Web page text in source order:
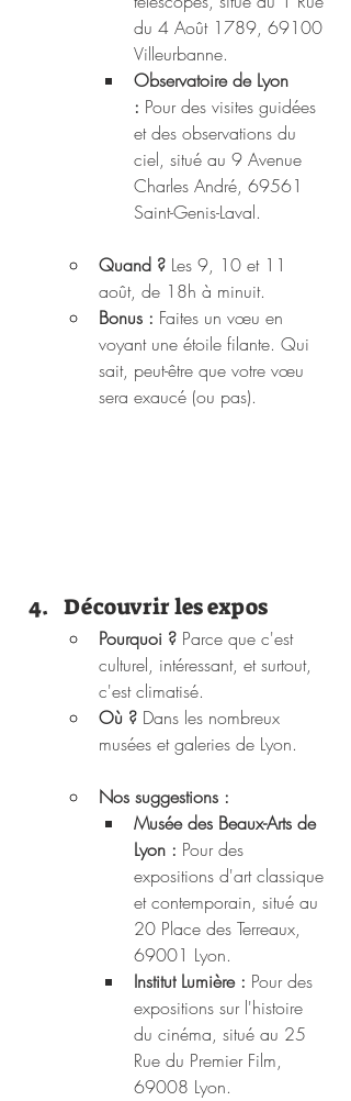
du 4 Août 1789, 69100
Villeurbanne.
Observatoire de Lyon
: Pour des visites guidées
et des observations du
ciel, situé au 9 Avenue
Charles André, 69561
Saint-Genis-Laval.
Quand ? Les 9, 10 et 11
août, de 18h à minuit.
Bonus : Faites un vœu en
voyant une étoile filante. Qui
sait, peut-être que votre vœu
sera exaucé (ou pas).
Découvrir les expos
Pourquoi ? Parce que c'est
culturel, intéressant, et surtout,
c'est climatisé.
Où ? Dans les nombreux
musées et galeries de Lyon.
Nos suggestions :
Musée des Beaux-Arts de
Lyon : Pour des
expositions d'art classique
et contemporain, situé au
20 Place des Terreaux,
69001 Lyon.
Institut Lumière : Pour des
expositions sur l'histoire
du cinéma, situé au 25
Rue du Premier Film,
69008 Lyon.